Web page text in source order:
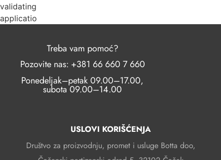
validating
application
USLOVI KORIŠĆENJA
Društvo za proizvodnju, promet i usluge Botta doo,
Treba vam pomoć?
Pozovite nas: +381 66 660 7 660
Ponedeljak–petak 09.00–17.00,
subota 09.00–14.00